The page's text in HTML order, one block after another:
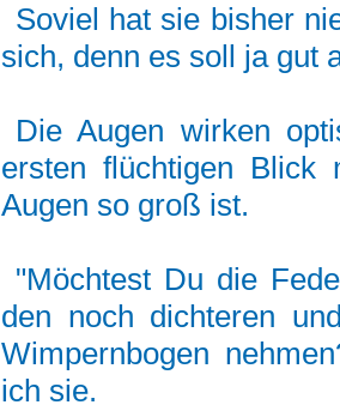
Soviel hat sie bisher
sich, denn es soll ja gut
Die Augen wirken
ersten flüchtigen
Augen so groß ist.
"Möchtest Du die
den noch dichteren
Wimpernbogen
ich sie.